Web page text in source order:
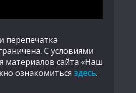
перепечатка
С условиями
материалов сайта «Наш
ознакомиться здесь.